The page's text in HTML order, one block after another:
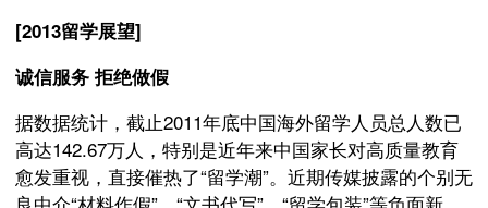
[2013留学展望]
诚信服务 拒绝做假
据数据统计，截止2011年底中国海外留学人员总人数已
高达142.67万人，特别是近年来中国家长对高质量教育
愈发重视，直接催热了“留学潮”。近期传媒披露的个别无